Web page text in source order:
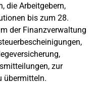
die Arbeitgebern,
bis zum 28.
der Finanzverwaltung
zur
übermitteln.